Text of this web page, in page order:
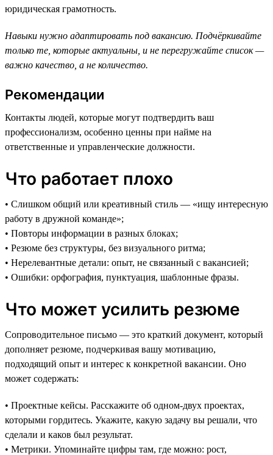
юридическая грамотность.
Навыки нужно адаптировать под вакансию. Подчёркивайте
только те, которые актуальны, и не перегружайте список —
важно качество, а не количество.
Рекомендации
Контакты людей, которые могут подтвердить ваш
профессионализм, особенно ценны при найме на
ответственные и управленческие должности.
Что работает плохо
• Слишком общий или креативный стиль — «ищу интересную
работу в дружной команде»;
• Повторы информации в разных блоках;
• Резюме без структуры, без визуального ритма;
• Нерелевантные детали: опыт, не связанный с вакансией;
• Ошибки: орфография, пунктуация, шаблонные фразы.
Что может усилить резюме
Сопроводительное письмо — это краткий документ, который
дополняет резюме, подчеркивая вашу мотивацию,
подходящий опыт и интерес к конкретной вакансии. Оно
может содержать:
• Проектные кейсы. Расскажите об одном-двух проектах,
которыми гордитесь. Укажите, какую задачу вы решали, что
сделали и каков был результат.
• Метрики. Упоминайте цифры там, где можно: рост,